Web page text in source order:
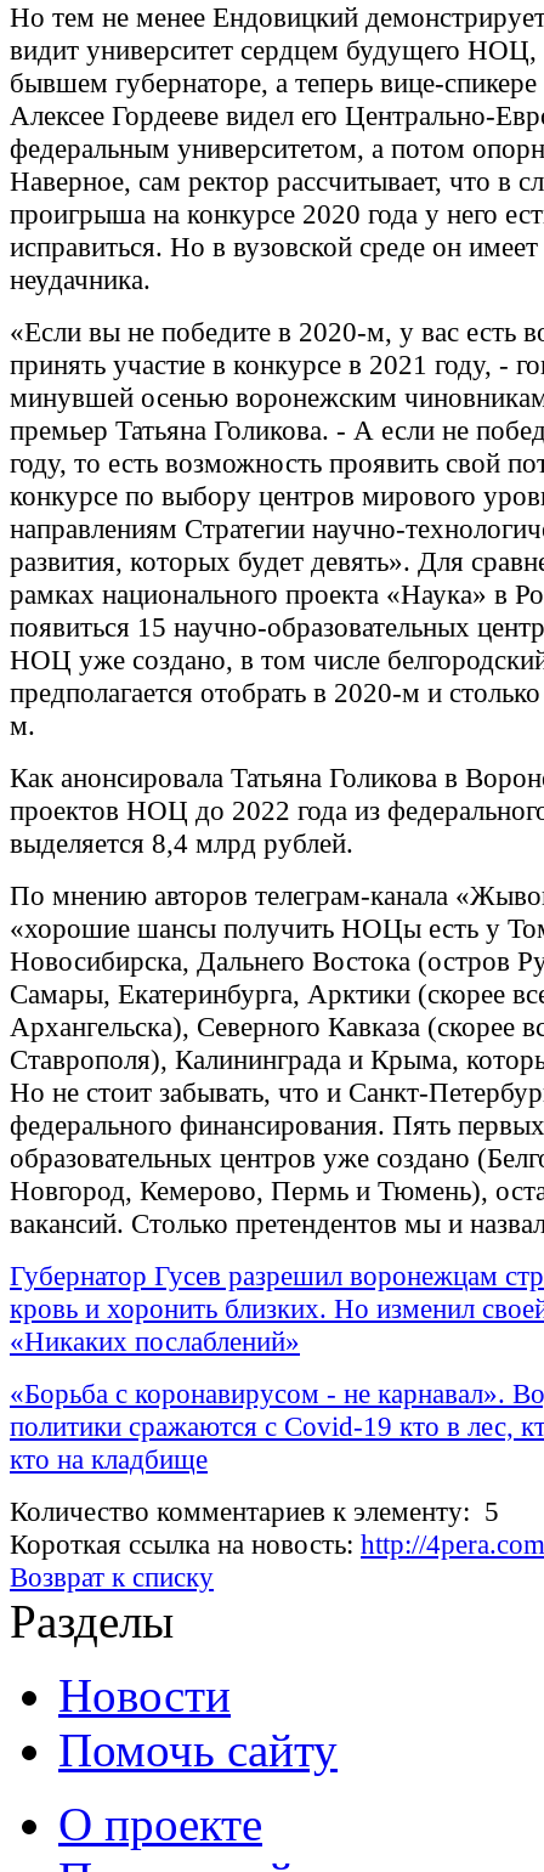
Но тем не менее Ендовицкий
видит университет сердцем будущего НОЦ,
бывшем губернаторе, а теперь вице-
Алексее Гордееве видел его Центрально-
федеральным университетом, а потом
Наверное, сам ректор рассчитывает, что в
проигрыша на конкурсе 2020 года у него
исправиться. Но в вузовской среде он
неудачника.
«Если вы не победите в 2020-м, у вас есть
принять участие в конкурсе в 2021 году, -
минувшей осенью воронежским
премьер Татьяна Голикова. - А если не
году, то есть возможность проявить свой
конкурсе по выбору центров мирового
направлениям Стратегии научно-
развития, которых будет девять». Для
рамках национального проекта «Наука» в
появиться 15 научно-образовательных
НОЦ уже создано, в том числе
предполагается отобрать в 2020-м и
м.
Как анонсировала Татьяна Голикова в
проектов НОЦ до 2022 года из
выделяется 8,4 млрд рублей.
По мнению авторов телеграм-канала
«хорошие шансы получить НОЦы есть у
Новосибирска, Дальнего Востока (остров
Самары, Екатеринбурга, Арктики (скорее
Архангельска), Северного Кавказа (скорее
Ставрополя), Калининграда и Крыма,
Но не стоит забывать, что и Санкт-
федерального финансирования. Пять
образовательных центров уже создано
Новгород, Кемерово, Пермь и Тюмень),
вакансий. Столько претендентов мы и
Губернатор Гусев разрешил воронежцам
кровь и хоронить близких. Но изменил
«Никаких послаблений»
«Борьба с коронавирусом - не карнавал».
политики сражаются с Covid-19 кто в лес,
кто на кладбище
Количество комментариев к элементу: 5
Короткая ссылка на новость: http://
Возврат к списку
Разделы
Новости
Помочь сайту
О проекте